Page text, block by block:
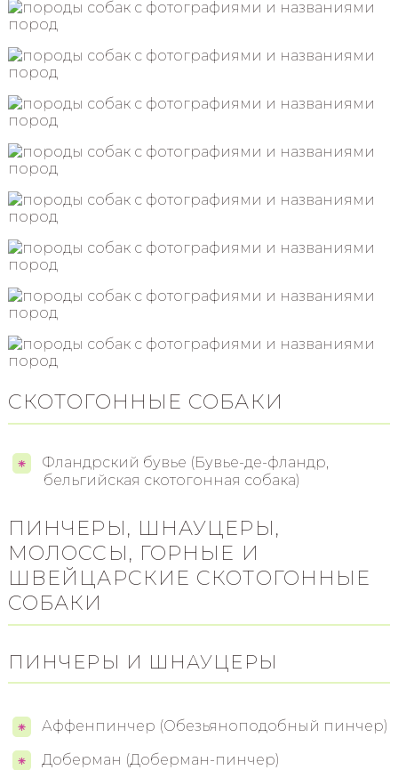
СКОТОГОННЫЕ СОБАКИ
Фландрский бувье (Бувье-де-фландр,
бельгийская скотогонная собака)
ПИНЧЕРЫ, ШНАУЦЕРЫ,
МОЛОССЫ, ГОРНЫЕ И
ШВЕЙЦАРСКИЕ СКОТОГОННЫЕ
СОБАКИ
ПИНЧЕРЫ И ШНАУЦЕРЫ
Аффенпинчер (Обезьяноподобный пинчер)
Доберман (Доберман-пинчер)